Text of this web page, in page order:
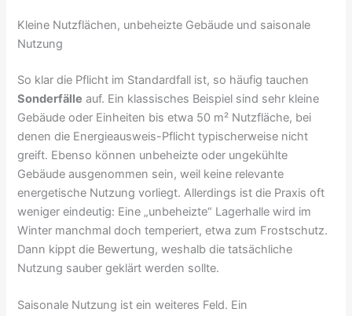
Kleine Nutzflächen, unbeheizte Gebäude und saisonale
Nutzung
So klar die Pflicht im Standardfall ist, so häufig tauchen
Sonderfälle auf. Ein klassisches Beispiel sind sehr kleine
Gebäude oder Einheiten bis etwa 50 m² Nutzfläche, bei
denen die Energieausweis-Pflicht typischerweise nicht
greift. Ebenso können unbeheizte oder ungekühlte
Gebäude ausgenommen sein, weil keine relevante
energetische Nutzung vorliegt. Allerdings ist die Praxis oft
weniger eindeutig: Eine „unbeheizte“ Lagerhalle wird im
Winter manchmal doch temperiert, etwa zum Frostschutz.
Dann kippt die Bewertung, weshalb die tatsächliche
Nutzung sauber geklärt werden sollte.
Saisonale Nutzung ist ein weiteres Feld. Ein